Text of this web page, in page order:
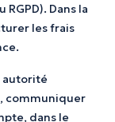
Dans la
les frais
autorité
communiquer
dans le